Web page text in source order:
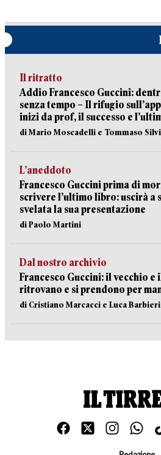
Il ritratto
Addio Francesco Guccini:
senza tempo – Il rifugio
inizi da prof, il successo e
di Mario Moscadelli e Tommaso Silvi
L’aneddoto
Francesco Guccini prima di
scrivere l’ultimo libro: uscirà a
svelata la sua presentazione
di Paolo Martini
Dal nostro archivio
Francesco Guccini: il vecchio e
ritrovano e si prendono per
di Cristiano Marcacci e Luca Barbieri